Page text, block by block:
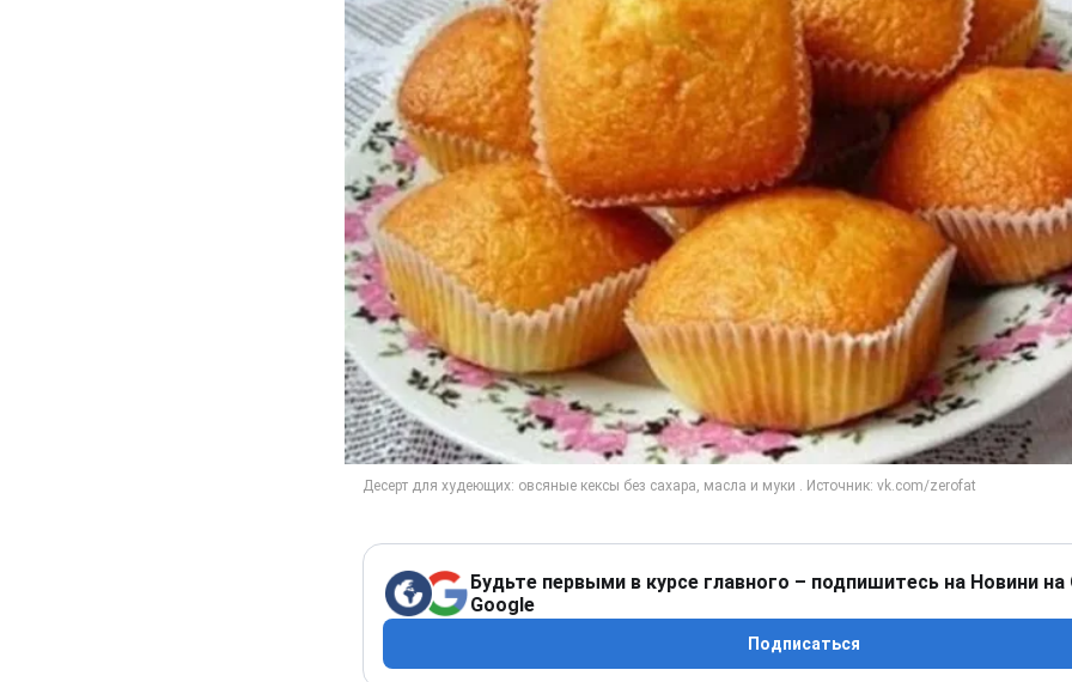
Будьте первыми в курсе главного – подпишитесь на Новини на
Google
Подписаться